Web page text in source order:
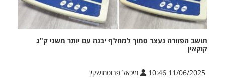
תושב הפזורה נעצר סמוך למחלף יבנה עם יותר משני ק"ג
קוקאין
11/06/2025 10:46 מיכאל פרוסמושקין